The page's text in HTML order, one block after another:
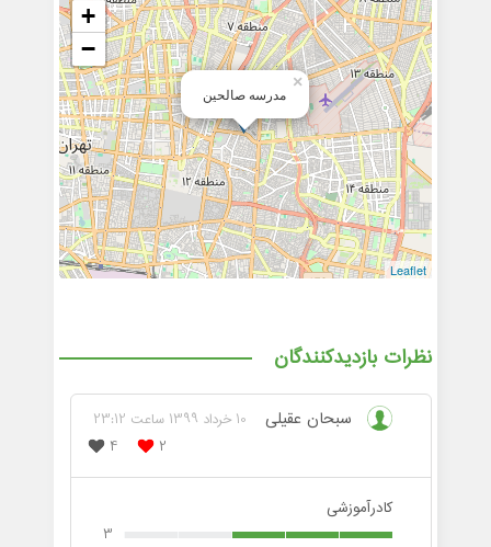
مدرسه صالحین
×
+
−
Leaflet
نظرات بازدیدکنندگان
سبحان عقیلی
10 خرداد 1399 ساعت 23:12
2
4
کادرآموزشی
3